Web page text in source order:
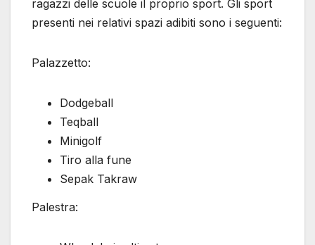
ragazzi delle scuole il proprio sport. Gli sport
presenti nei relativi spazi adibiti sono i seguenti:
Palazzetto:
Dodgeball
Teqball
Minigolf
Tiro alla fune
Sepak Takraw
Palestra: